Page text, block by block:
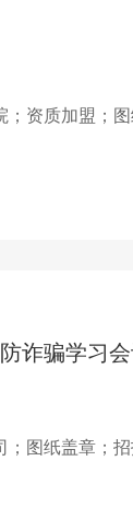
资质加盟；
诈骗学习
图纸盖章；